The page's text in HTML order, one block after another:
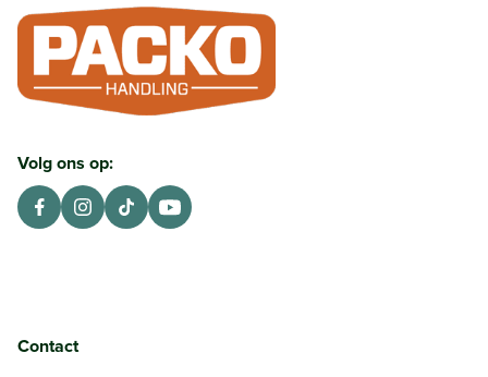
Volg ons op:
Contact